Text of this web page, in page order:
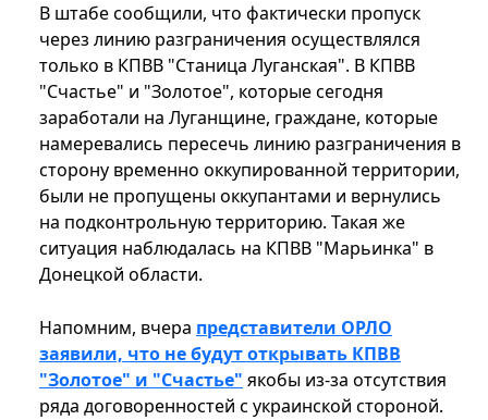
В штабе сообщили, что фактически пропуск
через линию разграничения осуществлялся
только в КПВВ "Станица Луганская". В КПВВ
"Счастье" и "Золотое", которые сегодня
заработали на Луганщине, граждане, которые
намеревались пересечь линию разграничения в
сторону временно оккупированной территории,
были не пропущены оккупантами и вернулись
на подконтрольную территорию. Такая же
ситуация наблюдалась на КПВВ "Марьинка" в
Донецкой области.
Напомним, вчера представители ОРЛО
заявили, что не будут открывать КПВВ
"Золотое" и "Счастье" якобы из-за отсутствия
ряда договоренностей с украинской стороной.